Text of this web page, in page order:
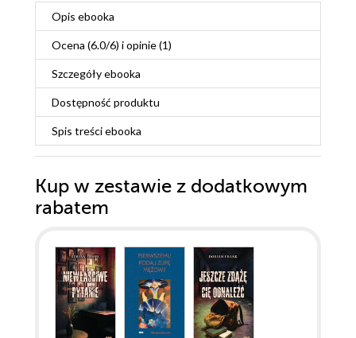
Opis ebooka
Ocena (6.0/6) i opinie (1)
Szczegółyebooka
Dostępność produktu
Spis treściebooka
Kup w zestawie z dodatkowym
rabatem